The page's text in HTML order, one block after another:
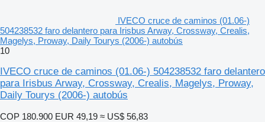
IVECO cruce de caminos (01.06-)
504238532 faro delantero para Irisbus Arway, Crossway, Crealis,
Magelys, Proway, Daily Tourys (2006-) autobús
10
IVECO cruce de caminos (01.06-) 504238532 faro delantero
para Irisbus Arway, Crossway, Crealis, Magelys, Proway,
Daily Tourys (2006-) autobús
COP 180.900 EUR 49,19 ≈ US$ 56,83